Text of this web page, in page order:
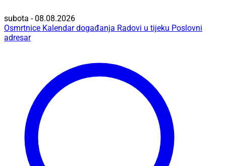
subota - 08.08.2026
Osmrtnice Kalendar događanja Radovi u tijeku Poslovni
adresar